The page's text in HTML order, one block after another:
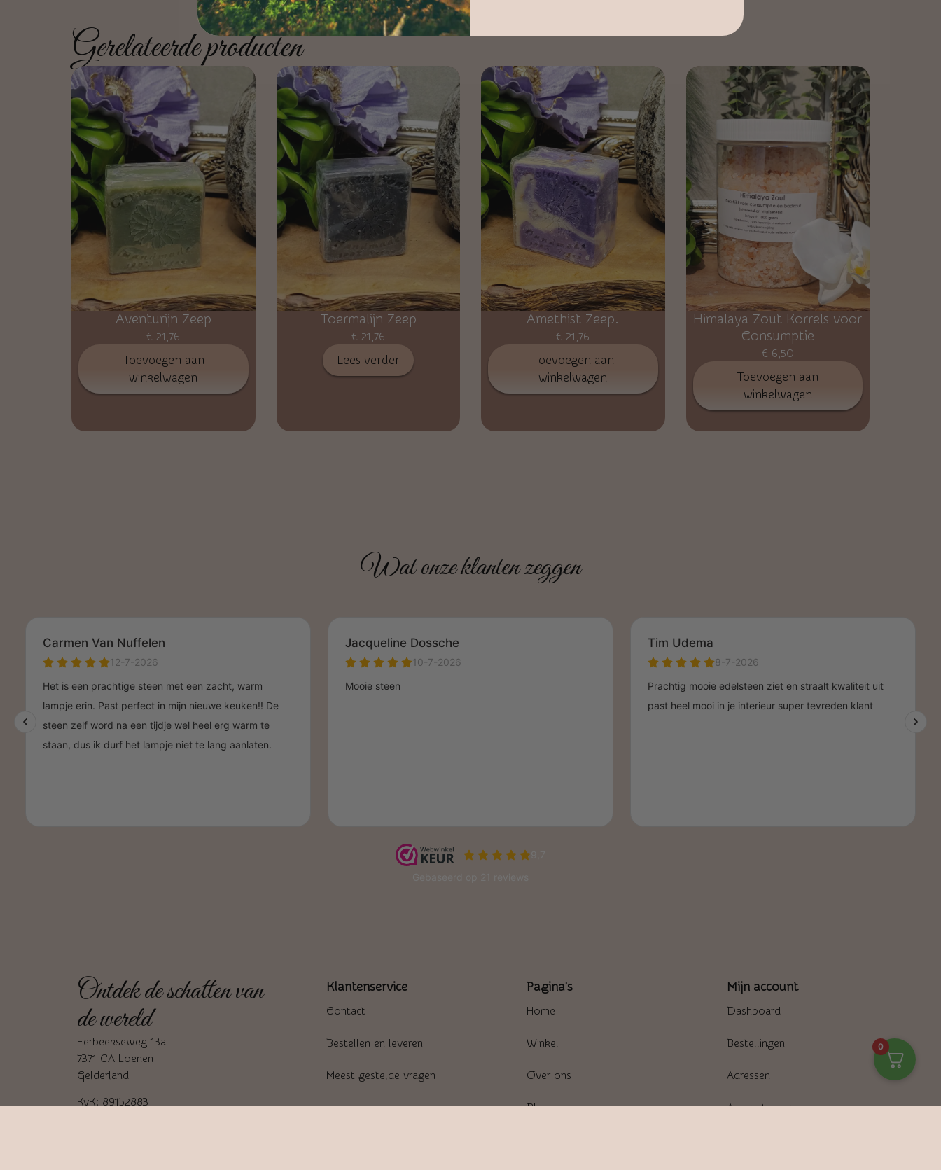
Gerelateerde producten
Aventurijn Zeep
€ 21,76
Toevoegen aan
winkelwagen
Toermalijn Zeep
€ 21,76
Lees verder
Amethist Zeep.
€ 21,76
Toevoegen aan
winkelwagen
Himalaya Zout Korrels voor
Consumptie
€ 6,50
Toevoegen aan
winkelwagen
Wat onze klanten zeggen
Ontdek de schatten van
de wereld
Eerbeekseweg 13a
7371 CA Loenen
Gelderland
KvK: 89152883
Klantenservice
Contact
Bestellen en leveren
Meest gestelde vragen
Pagina's
Home
Winkel
Over ons
Blogs
Mijn account
Dashboard
Bestellingen
Adressen
Accountgegevens
0